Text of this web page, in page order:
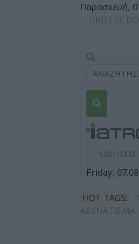
Παρασκευή,
ΠΡΩΤΕΣ
ΕΙΔΗΣΕΙΣ
Friday,
HOT TAGS:
ΑΔΥΝΑΤΙΣΜΑ